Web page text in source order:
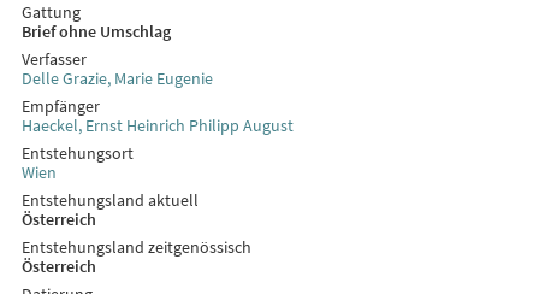
Gattung
Brief ohne Umschlag
Verfasser
Delle Grazie, Marie Eugenie
Empfänger
Haeckel, Ernst Heinrich Philipp August
Entstehungsort
Wien
Entstehungsland aktuell
Österreich
Entstehungsland zeitgenössisch
Österreich